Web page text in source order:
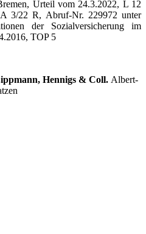
Urteil vom 24.3.2022, L 12
3/22 R, Abruf-Nr. 229972 unter
der Sozialversicherung im
TOP 5
Hennigs & Coll. Albert-